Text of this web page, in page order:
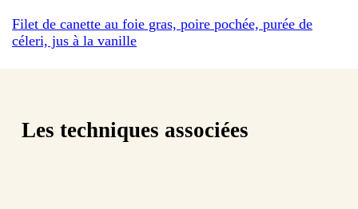
Filet de canette au foie gras, poire pochée, purée de
céleri, jus à la vanille
Les techniques associées